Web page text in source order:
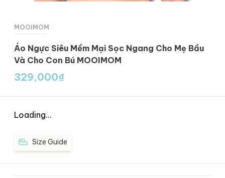
MOOIMOM
Áo Ngực Siêu Mềm Mại Sọc Ngang Cho Mẹ Bầu
Và Cho Con Bú MOOIMOM
329,000₫
Loading...
Size Guide